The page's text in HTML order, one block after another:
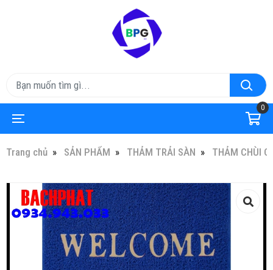
0
Trang chủ SẢN PHẨM THẢM TRẢI SÀN THẢM CHÙI